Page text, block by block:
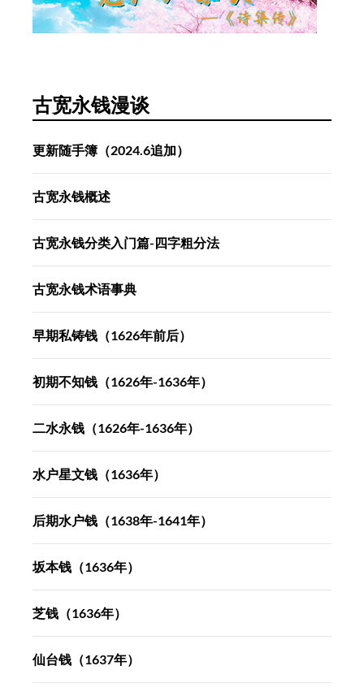
古宽永钱漫谈
更新随手簿（2024.6追加）
古宽永钱概述
古宽永钱分类入门篇-四字粗分法
古宽永钱术语事典
早期私铸钱（1626年前后）
初期不知钱（1626年-1636年）
二水永钱（1626年-1636年）
水户星文钱（1636年）
后期水户钱（1638年-1641年）
坂本钱（1636年）
芝钱（1636年）
仙台钱（1637年）